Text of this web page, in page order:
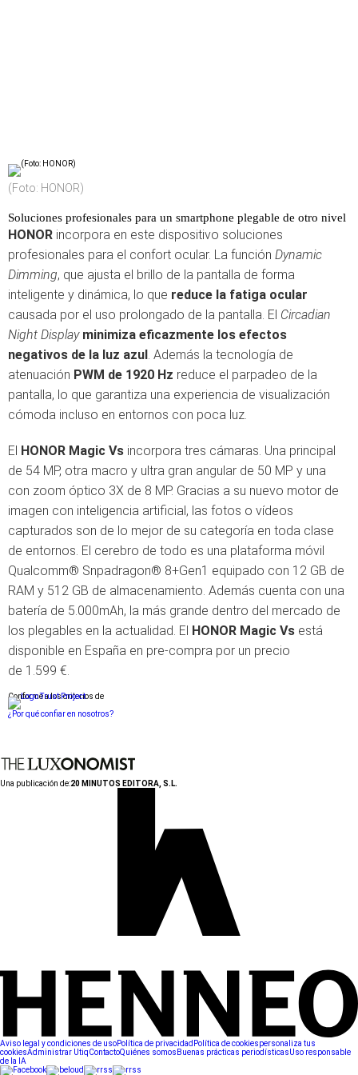
(Foto: HONOR)
Soluciones profesionales para un smartphone plegable de otro nivel
HONOR incorpora en este dispositivo soluciones
profesionales para el confort ocular. La función Dynamic
Dimming, que ajusta el brillo de la pantalla de forma
inteligente y dinámica, lo que reduce la fatiga ocular
causada por el uso prolongado de la pantalla. El Circadian
Night Display minimiza eficazmente los efectos
negativos de la luz azul. Además la tecnología de
atenuación PWM de 1920 Hz reduce el parpadeo de la
pantalla, lo que garantiza una experiencia de visualización
cómoda incluso en entornos con poca luz.
El HONOR Magic Vs incorpora tres cámaras. Una principal
de 54 MP, otra macro y ultra gran angular de 50 MP y una
con zoom óptico 3X de 8 MP. Gracias a su nuevo motor de
imagen con inteligencia artificial, las fotos o vídeos
capturados son de lo mejor de su categoría en toda clase
de entornos. El cerebro de todo es una plataforma móvil
Qualcomm® Snpadragon® 8+Gen1 equipado con 12 GB de
RAM y 512 GB de almacenamiento. Además cuenta con una
batería de 5.000mAh, la más grande dentro del mercado de
los plegables en la actualidad. El HONOR Magic Vs está
disponible en España en pre-compra por un precio
de 1.599 €.
Conforme a los criterios de
¿Por qué confiar en nosotros?
Una publicación de:20 MINUTOS EDITORA, S.L.
Aviso legal y condiciones de usoPolítica de privacidad Política de cookiespersonaliza tus
cookiesAdministrar UtiqContactoQuiénes somos Buenas prácticas periodísticasUso responsable
de la IA